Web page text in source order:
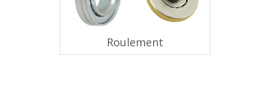
Roulement